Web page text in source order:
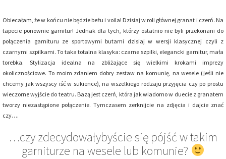
Obiecałam, że w końcu nie będzie beżu i voila! Dzisiaj w roli głównej granat i czerń. Na
tapecie ponownie garnitur! Jednak dla tych, którzy ostatnio nie byli przekonani do
połączenia garnituru ze sportowymi butami dzisiaj w wersji klasycznej czyli z
czarnymi szpilkami. To taka totalna klasyka: czarne szpilki, elegancki garnitur, mała
torebka. Stylizacja idealna na zbliżające się wielkimi krokami imprezy
okolicznościowe. To moim zdaniem dobry zestaw na komunię, na wesele (jeśli nie
chcemy jak wszyscy iść w sukience), na wszelkiego rodzaju przyjęcia czy po prostu
wieczorne wyjście do teatru. Bazą jest czerń, która jak wiadomo w duecie z granatem
tworzy niezastąpione połączenie. Tymczasem zerknijcie na zdjęcia i dajcie znać
czy….
…czy zdecydowałybyście się pójść w takim
garniturze na wesele lub komunie?